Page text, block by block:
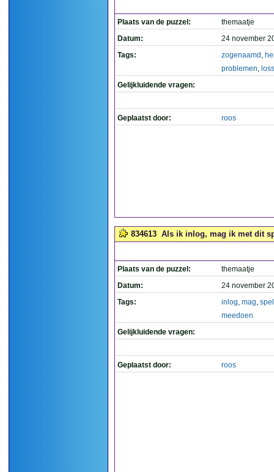
Plaats van de puzzel:
themaatje
Datum:
24 november
Tags:
zogenaamd ,
problemen,
Gelijkluidende vragen:
Geplaatst door: roos
834613 Als ik inlog, mag ik met dit
Plaats van de puzzel:
themaatje
Datum:
24 november
Tags:
inlog, mag, spel
meedoen
Gelijkluidende vragen:
Geplaatst door: roos